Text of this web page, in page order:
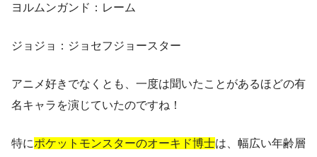
ヨルムンガンド：レーム
ジョジョ：ジョセフジョースター
アニメ好きでなくとも、一度は聞いたことがあるほどの有
名キャラを演じていたのですね！
特にポケットモンスターのオーキド博士は、幅広い年齢層